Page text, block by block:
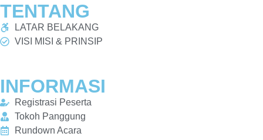
TENTANG
LATAR BELAKANG
VISI MISI & PRINSIP
INFORMASI
Registrasi Peserta
Tokoh Panggung
Rundown Acara